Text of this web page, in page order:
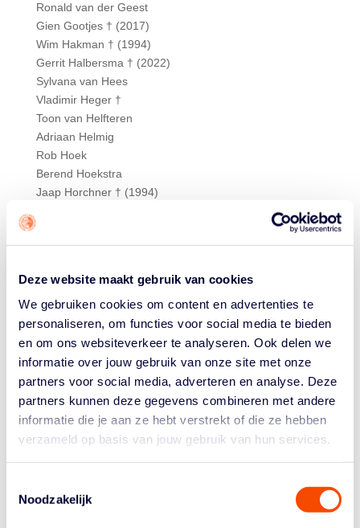
Deze website maakt gebruik van cookies
We gebruiken cookies om content en advertenties te
personaliseren, om functies voor social media te bieden
en om ons websiteverkeer te analyseren. Ook delen we
informatie over jouw gebruik van onze site met onze
partners voor social media, adverteren en analyse. Deze
partners kunnen deze gegevens combineren met andere
informatie die je aan ze hebt verstrekt of die ze hebben
verzameld op basis van jouw gebruik van hun services.
Noodzakelijk
Ronald van der Geest
Gien Gootjes † (2017)
Wim Hakman † (1994)
Gerrit Halbersma † (2022)
Sylvana van Hees
Vladimir Heger †
Toon van Helfteren
Adriaan Helmig
Rob Hoek
Berend Hoekstra
Jaap Horchner † (1994)
Inge Huitzing
Jan Janbroers † (2006)
Worthy de Jong
Frank Kales † (2023)
Servaas Kamerling
Annette Keur
Theo Kinsbergen † (2015)
Harry Kip †
Gerrit Kok
Henk Konings † (2020)
Joop Koper † (1991)
Bo Kramer